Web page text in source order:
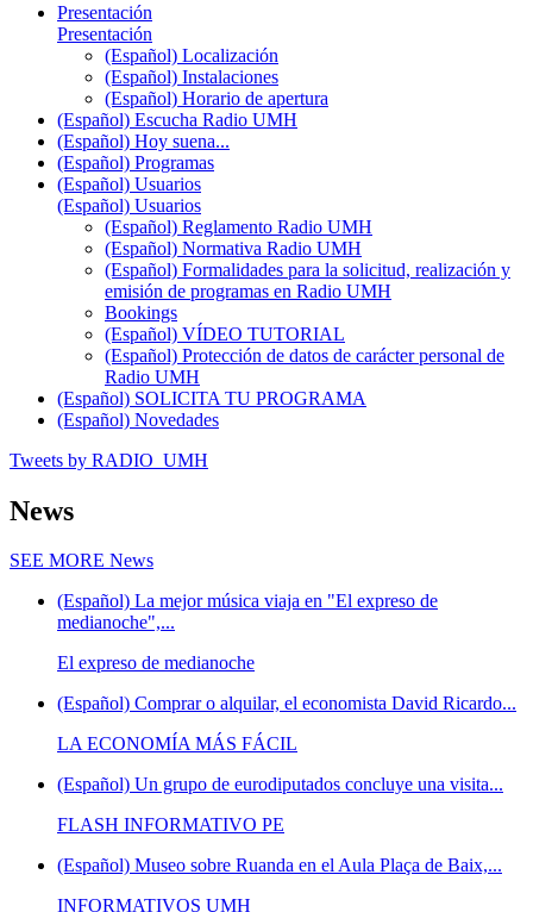
Presentación
Presentación
(Español) Localización
(Español) Instalaciones
(Español) Horario de apertura
(Español) Escucha Radio UMH
(Español) Hoy suena...
(Español) Programas
(Español) Usuarios
(Español) Usuarios
(Español) Reglamento Radio UMH
(Español) Normativa Radio UMH
(Español) Formalidades para la solicitud, realización y
emisión de programas en Radio UMH
Bookings
(Español) VÍDEO TUTORIAL
(Español) Protección de datos de carácter personal de
Radio UMH
(Español) SOLICITA TU PROGRAMA
(Español) Novedades
Tweets by RADIO_UMH
News
SEE MORE News
(Español) La mejor música viaja en "El expreso de
medianoche",...
El expreso de medianoche
(Español) Comprar o alquilar, el economista David Ricardo...
LA ECONOMÍA MÁS FÁCIL
(Español) Un grupo de eurodiputados concluye una visita...
FLASH INFORMATIVO PE
(Español) Museo sobre Ruanda en el Aula Plaça de Baix,...
INFORMATIVOS UMH